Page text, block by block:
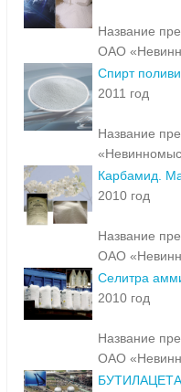
Название
ОАО
Спирт
2011 год
Название
Карбамид.
2010 год
Название
ОАО
Селитра
2010 год
Название
ОАО